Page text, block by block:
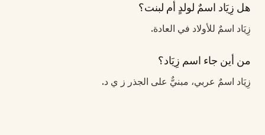
هل زِيَاد اسمٌ لولدٍ أم لبنت؟
زِيَاد اسمٌ للأولاد في العادة.
من أين جاء اسم زِيَاد؟
زِيَاد اسمٌ عربي، مبنيٌّ على الجذر ز ي د.